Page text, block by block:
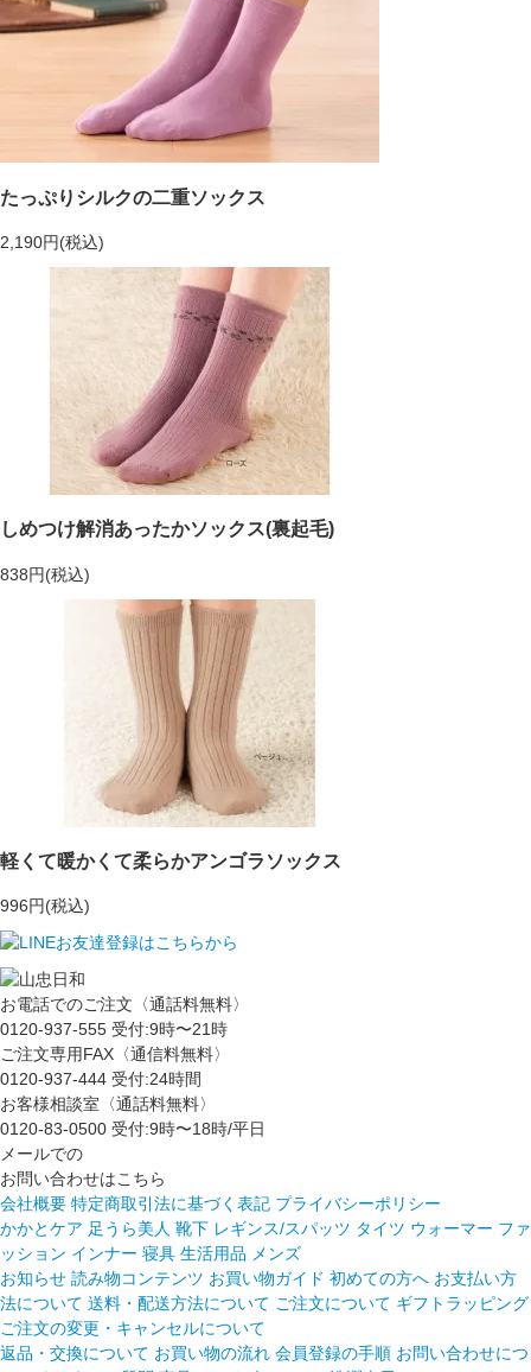
たっぷりシルクの二重ソックス
2,190円(税込)
しめつけ解消あったかソックス(裏起毛)
838円(税込)
軽くて暖かくて柔らかアンゴラソックス
996円(税込)
お電話でのご注文〈通話料無料〉
0120-937-555 受付:9時〜21時
ご注文専用FAX〈通信料無料〉
0120-937-444 受付:24時間
お客様相談室〈通話料無料〉
0120-83-0500 受付:9時〜18時/平日
メールでの
お問い合わせはこちら
会社概要 特定商取引法に基づく表記 プライバシーポリシー
かかとケア 足うら美人 靴下 レギンス/スパッツ タイツ ウォーマー ファ
ッション インナー 寝具 生活用品 メンズ
お知らせ 読み物コンテンツ お買い物ガイド 初めての方へ お支払い方
法について 送料・配送方法について ご注文について ギフトラッピング
ご注文の変更・キャンセルについて
返品・交換について お買い物の流れ 会員登録の手順 お問い合わせにつ